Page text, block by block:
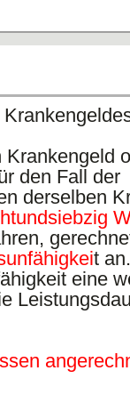
Krankengeld
den Fall der
derselben
t
eine